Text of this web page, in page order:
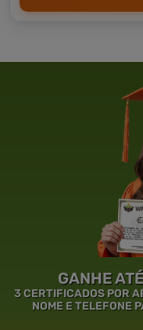
GANHE
3 CERTIFICADOS POR
NOME E TELEFONE